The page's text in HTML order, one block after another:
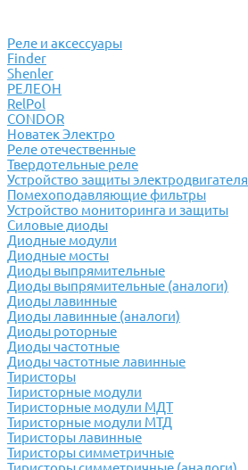
Реле и аксессуары
Finder
Shenler
РЕЛЕОН
RelPol
CONDOR
Новатек Электро
Реле отечественные
Твердотельные реле
Устройство защиты электродвигателя
Помехоподавляющие фильтры
Устройство мониторинга и защиты
Силовые диоды
Диодные модули
Диодные мосты
Диоды выпрямительные
Диоды выпрямительные (аналоги)
Диоды лавинные
Диоды лавинные (аналоги)
Диоды роторные
Диоды частотные
Диоды частотные лавинные
Тиристоры
Тиристорные модули
Тиристорные модули МДТ
Тиристорные модули МТД
Тиристоры лавинные
Тиристоры симметричные